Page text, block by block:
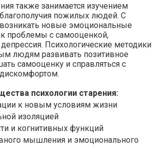
также занимается изучением
пожилых людей. С
новые эмоциональные
проблемы с самооценкой,
Психологические методики
людям развивать позитивное
самооценку и справляться с
психологии старения:
к новым условиям жизни
изоляцией
и когнитивных функций
мышления и эмоционального